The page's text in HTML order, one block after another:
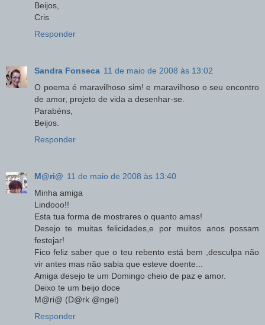
Beijos,
Cris
Responder
Sandra Fonseca 11 de maio de 2008 às 13:02
O poema é maravilhoso sim! e maravilhoso o seu encontro
de amor, projeto de vida a desenhar-se.
Parabéns,
Beijos.
Responder
M@ri@ 11 de maio de 2008 às 13:40
Minha amiga
Lindooo!!
Esta tua forma de mostrares o quanto amas!
Desejo te muitas felicidades,e por muitos anos possam
festejar!
Fico feliz saber que o teu rebento está bem ,desculpa não
vir antes mas não sabia que esteve doente...
Amiga desejo te um Domingo cheio de paz e amor.
Deixo te um beijo doce
M@ri@ (D@rk @ngel)
Responder